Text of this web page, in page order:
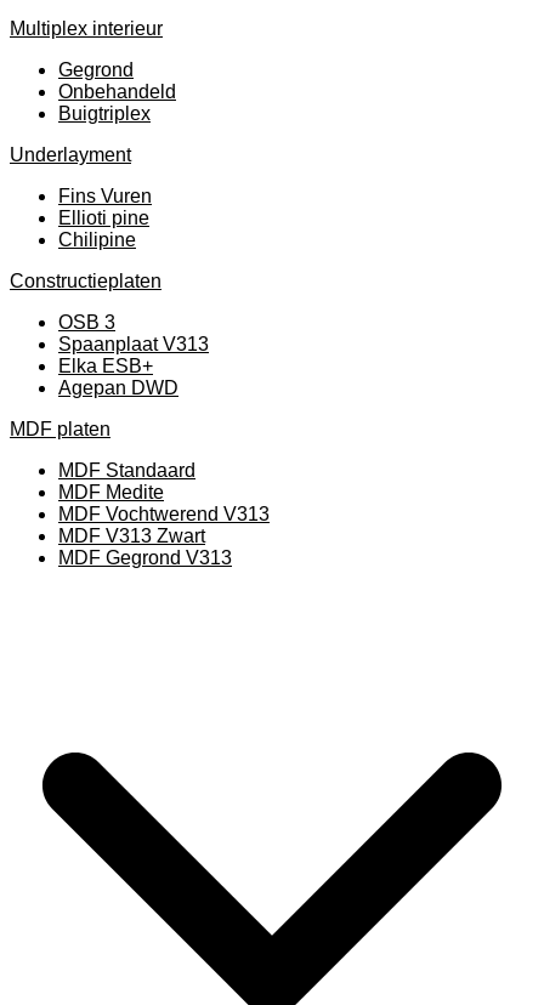
Multiplex interieur
Gegrond
Onbehandeld
Buigtriplex
Underlayment
Fins Vuren
Ellioti pine
Chilipine
Constructieplaten
OSB 3
Spaanplaat V313
Elka ESB+
Agepan DWD
MDF platen
MDF Standaard
MDF Medite
MDF Vochtwerend V313
MDF V313 Zwart
MDF Gegrond V313